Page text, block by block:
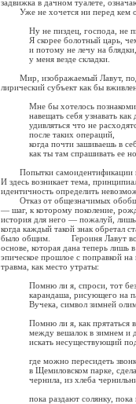
задвижка в дачном туалете,
Уже не хочется ни перед кем
Ну не пиздец, господа, не
Я скорее болотный царь, чем
и потому не лечу на блядки,
у меня везде складки.
Мир, изображаемый Лавут,
лирический субъект как бы
Мне бы хотелось
навещать себя узнавать как
удивляться что не
после таких операций,
когда почти зашиваешь в
как ты там спрашивать ее
Попытки самоидентификации
И здесь возникает тема,
идентичность определить
Отказ от общезначимых
— шаг, к которому поколение,
история для него — пожалуй, лишь
когда каждый такой знак обретал
было общим. Героиня Лавут
основе, которая дана теперь
эпическое прошлое с поправкой
травма, как место утраты:
Помню ли я, спроси, тот
карандаша, рисующего на
Вучека, символ зимней
Помню ли я, как прятаться в
между вешалок в зимнем и
искать несуществующий
где можно пересидеть
в Щемиловском парке,
чернила, из хлеба
пока раздают солянку, пока в